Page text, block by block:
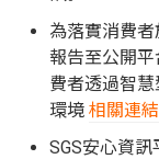
為落實消費
報告至公開
費者透過智
環境 相關連結
SGS安心資